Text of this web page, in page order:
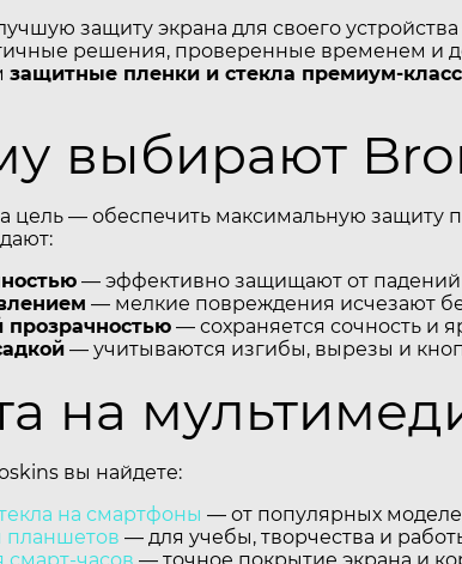
защиту экрана для своего
решения, проверенные временем и
защитные пленки и стекла премиум-
выбирают
цель — обеспечить максимальную защиту
— эффективно защищают от
— мелкие повреждения исчезают
прозрачностью — сохраняется сочность и
— учитываются изгибы, вырезы и
на
вы найдете:
на смартфоны — от популярных
планшетов — для учебы, творчества и